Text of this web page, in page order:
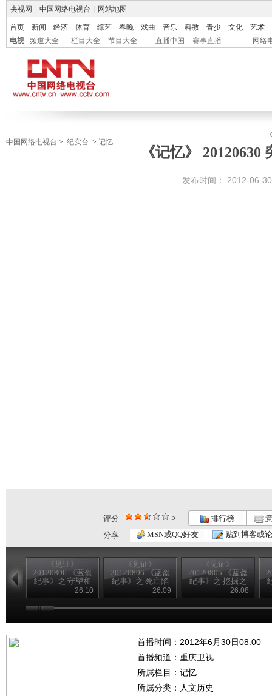
央视网 中国网络电视台 网站地图
首页 新闻 经济 体育 综艺 春晚 戏曲 音乐 科教 青少 文化
艺术
电视
频道大全 栏目大全 节目大全 直播中国 赛事直播 网络
中国网络电视台 > 纪实台 > 记忆
《记忆》 20120630
发布时间： 2012-06-
评分 5 排行榜
分享
MSN或QQ好友 贴到博客或
《见证》
20120806 《蓝盔
纪事》之 守望和
26:10
《见证》
20120806 《蓝盔
纪事》之 死亡陷
26:09
《见证》
20120805 《蓝盔
纪事》之 挖掘之
26:08
首播时间：2012年6月30日08:00
首播频道： 重庆卫视
所属栏目： 记忆
所属分类：人文历史